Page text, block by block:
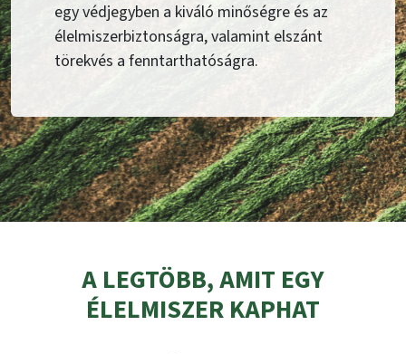
egy védjegyben a kiváló minőségre és az
élelmiszerbiztonságra, valamint elszánt
törekvés a fenntarthatóságra.
A LEGTÖBB, AMIT EGY
ÉLELMISZER KAPHAT